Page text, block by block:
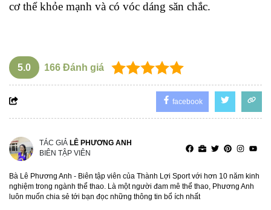
cơ thể khỏe mạnh và có vóc dáng săn chắc.
5.0 166 Đánh giá
facebook
TÁC GIẢ LÊ PHƯƠNG ANH
BIÊN TẬP VIÊN
Bà Lê Phương Anh - Biên tập viên của Thành Lợi Sport với hơn 10 năm kinh
nghiệm trong ngành thể thao. Là một người đam mê thể thao, Phương Anh
luôn muốn chia sẻ tới bạn đọc những thông tin bổ ích nhất